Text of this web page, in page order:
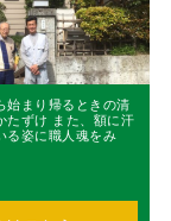
始まり帰るときの清
たずけ また、額に汗
る姿に職人魂をみ